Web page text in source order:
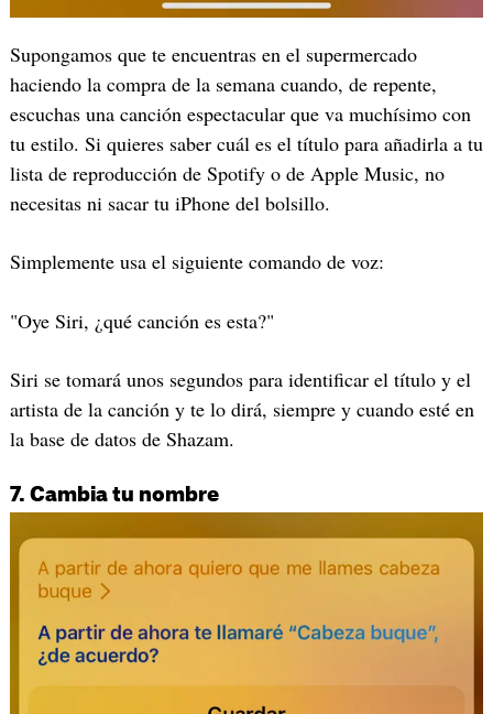
Supongamos que te encuentras en el supermercado
haciendo la compra de la semana cuando, de repente,
escuchas una canción espectacular que va muchísimo con
tu estilo. Si quieres saber cuál es el título para añadirla a tu
lista de reproducción de Spotify o de Apple Music, no
necesitas ni sacar tu iPhone del bolsillo.
Simplemente usa el siguiente comando de voz:
"Oye Siri, ¿qué canción es esta?"
Siri se tomará unos segundos para identificar el título y el
artista de la canción y te lo dirá, siempre y cuando esté en
la base de datos de Shazam.
7. Cambia tu nombre